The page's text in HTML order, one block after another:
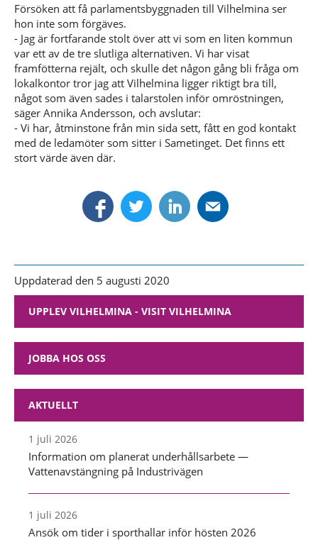
AKTUELLT
1 juli 2026
Information om planerat underhållsarbete —
Vattenavstängning på Industrivägen
1 juli 2026
Ansök om tider i sporthallar inför hösten 2026
Försöken att få parlamentsbyggnaden till Vilhelmina ser
hon inte som förgäves.
- Jag är fortfarande stolt över att vi som en liten kommun
var ett av de tre slutliga alternativen. Vi har visat
framfötterna rejält, och skulle det någon gång bli fråga om
lokalkontor tror jag att Vilhelmina ligger riktigt bra till,
något som även sades i talarstolen inför omröstningen,
säger Annika Andersson, och avslutar:
- Vi har, åtminstone från min sida sett, fått en god kontakt
med de ledamöter som sitter i Sametinget. Det finns ett
stort värde även där.
Uppdaterad den 5 augusti 2020
UPPLEV VILHELMINA - VISIT VILHELMINA
JOBBA HOS OSS